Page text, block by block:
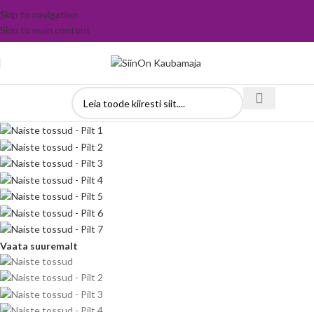
Skip to navigation
Skip to main content
Vaata suuremalt